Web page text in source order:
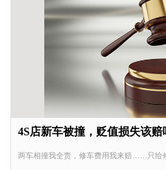
4S店新车被撞，贬值损失该赔
两车相撞我全责，修车费用我来赔……只给